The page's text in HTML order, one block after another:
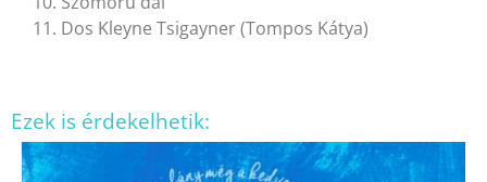
11. Dos Kleyne Tsigayner (Tompos Kátya)
Ezek is érdekelhetik: